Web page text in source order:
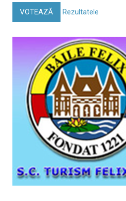
VOTEAZĂ Rezultatele